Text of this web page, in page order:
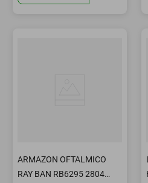
ARMAZON OFTALMICO
RAY BAN RB6295 2804